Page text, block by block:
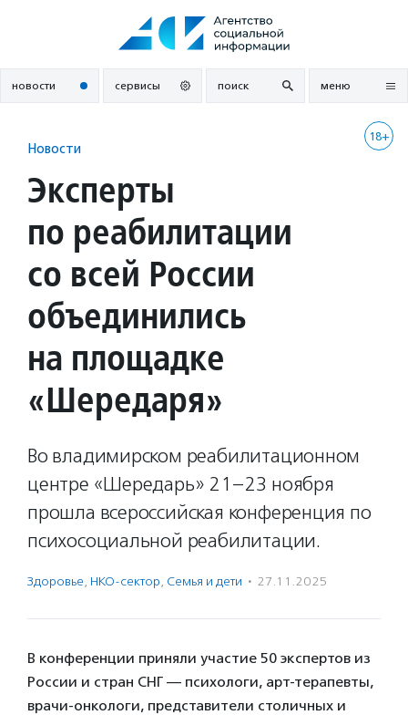
новости сервисы поиск меню
18+
Новости
Эксперты
по реабилитации
со всей России
объединились
на площадке
«Шередаря»
Во владимирском реабилитационном
центре «Шередарь» 21–23 ноября
прошла всероссийская конференция по
психосоциальной реабилитации.
Здоровье, НКО-сектор, Семья и дети · 27.11.2025
В конференции приняли участие 50 экспертов из
России и стран СНГ — психологи, арт-терапевты,
врачи-онкологи, представители столичных и